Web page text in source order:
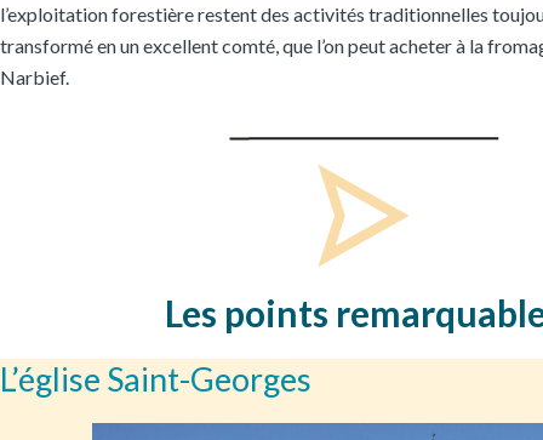
l’exploitation forestière restent des activités traditionnelles
transformé en un excellent comté, que l’on peut acheter à la
Narbief.
Les points
L’église Saint-Georges